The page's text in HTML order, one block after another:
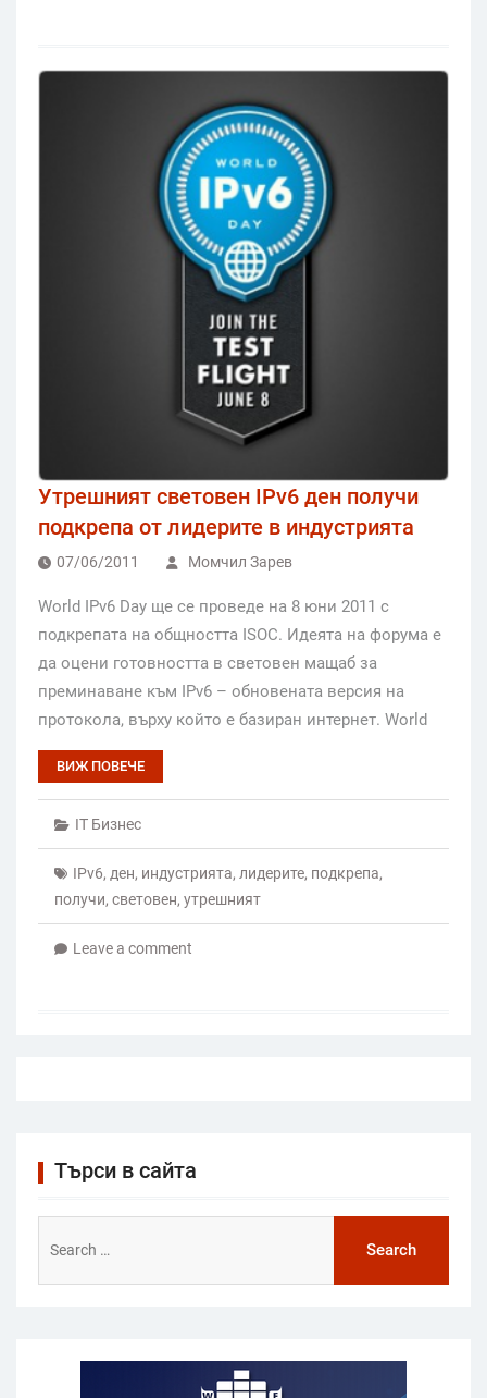
Утрешният световен IPv6 ден получи
подкрепа от лидерите в индустрията
07/06/2011 Момчил Зарев
World IPv6 Day ще се проведе на 8 юни 2011 с
подкрепата на общността ISOC. Идеята на форума е
да оцени готовността в световен мащаб за
преминаване към IPv6 – обновената версия на
протокола, върху който е базиран интернет. World
ВИЖ ПОВЕЧЕ
IT Бизнес
IPv6, ден, индустрията, лидерите, подкрепа,
получи, световен, утрешният
Leave a comment
Търси в сайта
for: